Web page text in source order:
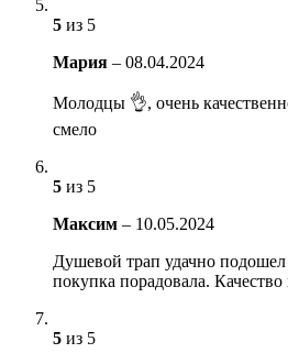
5 из 5
Мария – 08.04.2024
Молодцы 👌, очень
смело
5 из 5
Максим – 10.05.2024
Душевой трап удачно
покупка порадовала. Качество
5 из 5